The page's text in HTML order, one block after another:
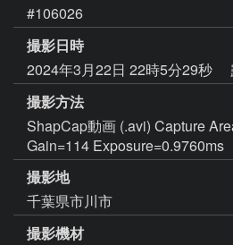
#106026
撮影日時
2024年3月22日 22時5分29秒
撮影方法
ShapCap動画 (.avi) Capture
Gain=114 Exposure=0.9760ms
撮影地
千葉県市川市
撮影機材